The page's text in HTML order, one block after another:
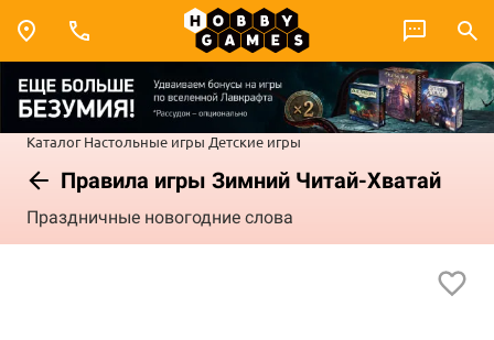
Каталог Настольные игры Детские игры
Правила игры Зимний Читай-Хватай
Праздничные новогодние слова